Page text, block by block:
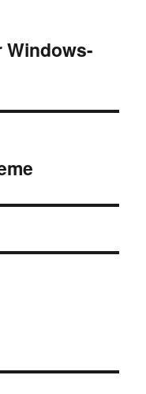
Windows-